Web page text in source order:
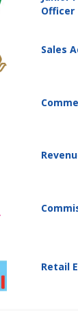
Officer
Sales
Retail